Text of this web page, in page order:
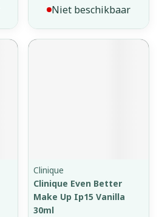
Niet beschikbaar
Clinique
Clinique Even Better
Make Up Ip15 Vanilla
30ml